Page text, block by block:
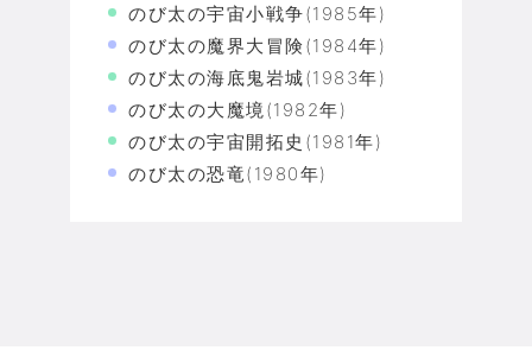
のび太の宇宙小戦争(1985年)
のび太の魔界大冒険(1984年)
のび太の海底鬼岩城(1983年)
のび太の大魔境(1982年)
のび太の宇宙開拓史(1981年)
のび太の恐竜(1980年)